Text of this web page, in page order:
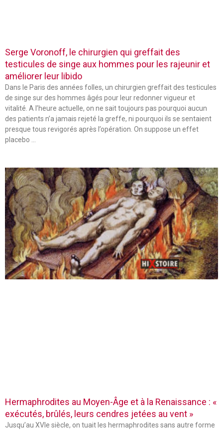
Serge Voronoff, le chirurgien qui greffait des
testicules de singe aux hommes pour les rajeunir et
améliorer leur libido
Dans le Paris des années folles, un chirurgien greffait des testicules
de singe sur des hommes âgés pour leur redonner vigueur et
vitalité. A l’heure actuelle, on ne sait toujours pas pourquoi aucun
des patients n’a jamais rejeté la greffe, ni pourquoi ils se sentaient
presque tous revigorés après l’opération. On suppose un effet
placebo …
Hermaphrodites au Moyen-Âge et à la Renaissance : «
exécutés, brûlés, leurs cendres jetées au vent »
Jusqu’au XVIe siècle, on tuait les hermaphrodites sans autre forme